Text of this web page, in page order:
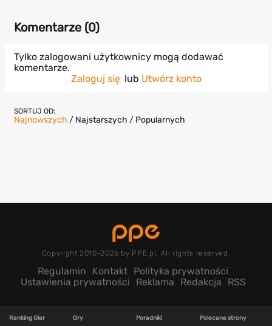
Komentarze (0)
Tylko zalogowani użytkownicy mogą dodawać
komentarze.
Zaloguj się lub Utwórz konto
SORTUJ OD:
Najnowszych / Najstarszych / Popularnych
Copyright 2010-2026 by PPE.pl. All rights reserved.
Regulamin Kontakt Polityka prywatności
Ustawienia prywatności
Reklama Redakcja RSS
Ranking Gier Gry Poradniki Polecane strony